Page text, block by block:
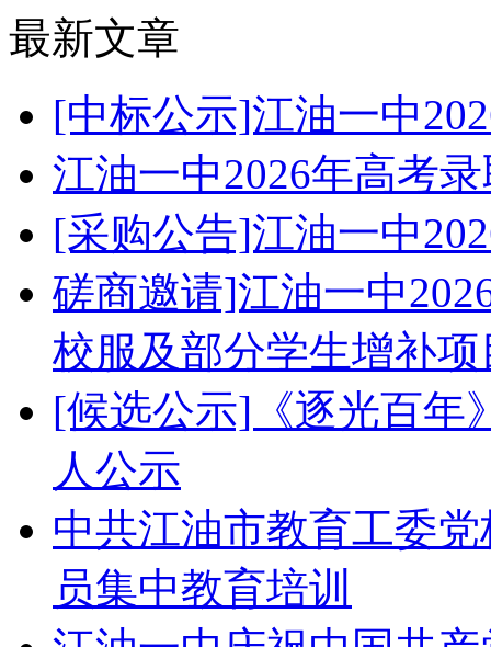
最新文章
[中标公示]江油一中
江油一中2026年高考
[采购公告]江油一中
磋商邀请]江油一中
校服及部分学生增补项
[候选公示]《逐光百年
人公示
中共江油市教育工委
员集中教育培训